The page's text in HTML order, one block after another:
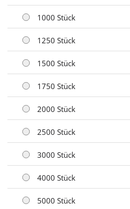
1000 Stück
1250 Stück
1500 Stück
1750 Stück
2000 Stück
2500 Stück
3000 Stück
4000 Stück
5000 Stück